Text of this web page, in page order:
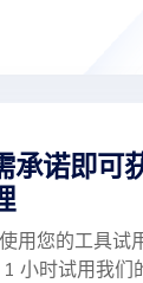
承诺即可
用您的工具试
1 小时试用我们